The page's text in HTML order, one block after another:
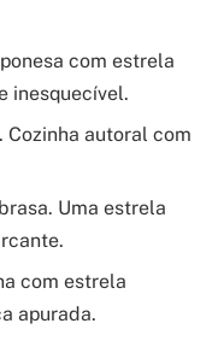
com estrela
inesquecível.
autoral com
Uma estrela
com estrela
apurada.